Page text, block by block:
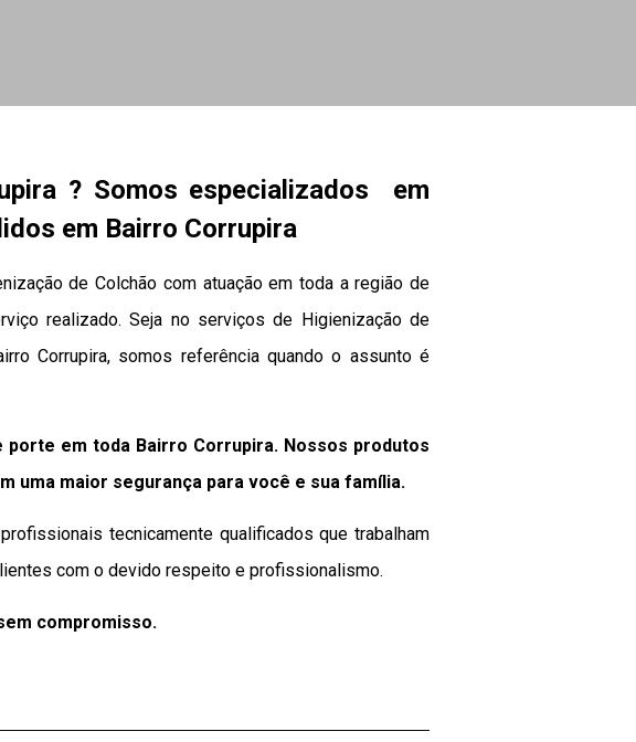
? Somos especializados em
em Bairro Corrupira
de Colchão com atuação em toda a região de
realizado. Seja no serviços de Higienização de
Corrupira, somos referência quando o assunto é
porte em toda Bairro Corrupira. Nossos produtos
uma maior segurança para você e sua família.
tecnicamente qualificados que trabalham
com o devido respeito e profissionalismo.
compromisso.